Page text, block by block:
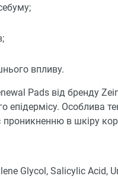
впливу.
Pads від бренду
епідермісу. Особлива
в шкіру
Glycol, Salicylic Acid,